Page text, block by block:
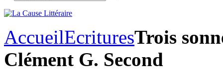
AccueilEcrituresTrois
Clément G. Second